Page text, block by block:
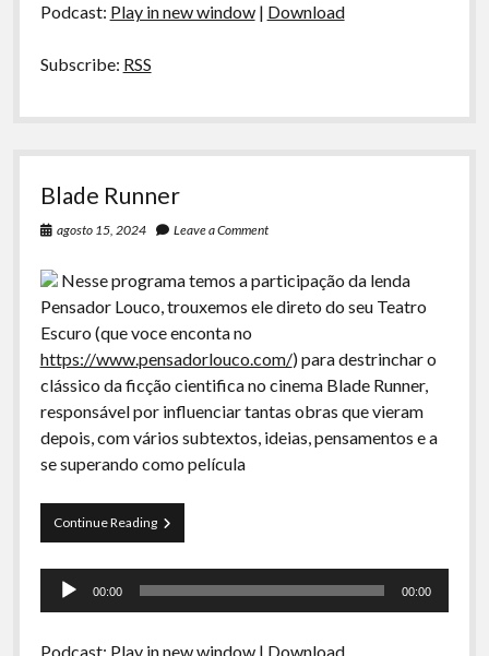
e
Podcast: Play in new window| Download
Subscribe: RSS
Blade Runner
agosto 15, 2024 Leave a Comment
Nesse programa temos a participação da lenda
Pensador Louco, trouxemos ele direto do seu Teatro
Escuro (que voce enconta no
https://www.pensadorlouco.com/) para destrinchar o
clássico da ficção cientifica no cinema Blade Runner,
responsável por influenciar tantas obras que vieram
depois, com vários subtextos, ideias, pensamentos e a
se superando como película
Continue ReadingBlade
Runner
Tocador
00:00 00:00
Podcast: Play in new window| Download